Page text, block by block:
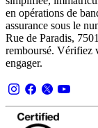
en opérations de
assurance sous le
Rue de Paradis,
remboursé. Vérifiez
engager.